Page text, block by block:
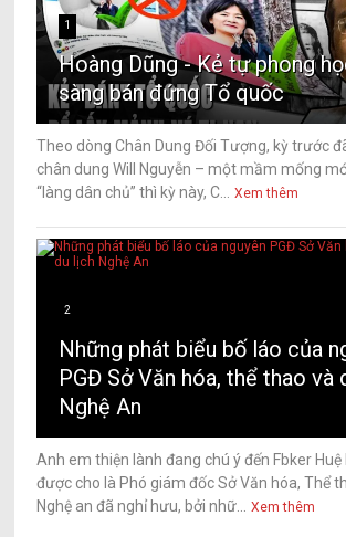
1
Hoàng Dũng - Kẻ tự phong
sàng bán đứng Tổ quốc
Theo dòng Chân Dung Đối Tượng, kỳ trước
chân dung Will Nguyễn – một mầm mống
“làng dân chủ” thì kỳ này, C...
Xem thêm
2
Những phát biểu bố láo của
PGĐ Sở Văn hóa, thể thao và
Nghệ An
Anh em thiện lành đang chú ý đến Fbker
được cho là Phó giám đốc Sở Văn hóa, Thể
Nghệ an đã nghỉ hưu, bởi nhữ...
Xem thêm